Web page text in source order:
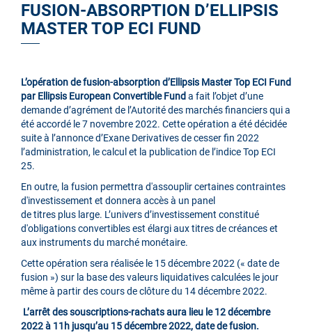
FUSION-ABSORPTION D’ELLIPSIS
MASTER TOP ECI FUND
L’opération de fusion-absorption d’Ellipsis Master Top ECI Fund
par Ellipsis European Convertible Fund a fait l’objet d’une
demande d’agrément de l’Autorité des marchés financiers qui a
été accordé le 7 novembre 2022. Cette opération a été décidée
suite à l’annonce d’Exane Derivatives de cesser fin 2022
l’administration, le calcul et la publication de l’indice Top ECI
25.
En outre, la fusion permettra d'assouplir certaines contraintes
d'investissement et donnera accès à un panel
de titres plus large. L’univers d’investissement constitué
d'obligations convertibles est élargi aux titres de créances et
aux instruments du marché monétaire.
Cette opération sera réalisée le 15 décembre 2022 (« date de
fusion ») sur la base des valeurs liquidatives calculées le jour
même à partir des cours de clôture du 14 décembre 2022.
L’arrêt des souscriptions-rachats aura lieu le 12 décembre
2022 à 11h jusqu’au 15 décembre 2022, date de fusion.